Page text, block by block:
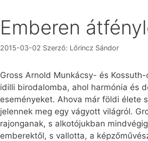
Emberen
2015-03-02 Szerző: Lőrincz Sándor
Gross Arnold Munkácsy- és
idilli birodalomba, ahol harmónia és
eseményeket. Ahova már földi élete
jelennek meg egy vágyott világról.
rajonganak, s alkotójukban
emberektől, s vallotta, a